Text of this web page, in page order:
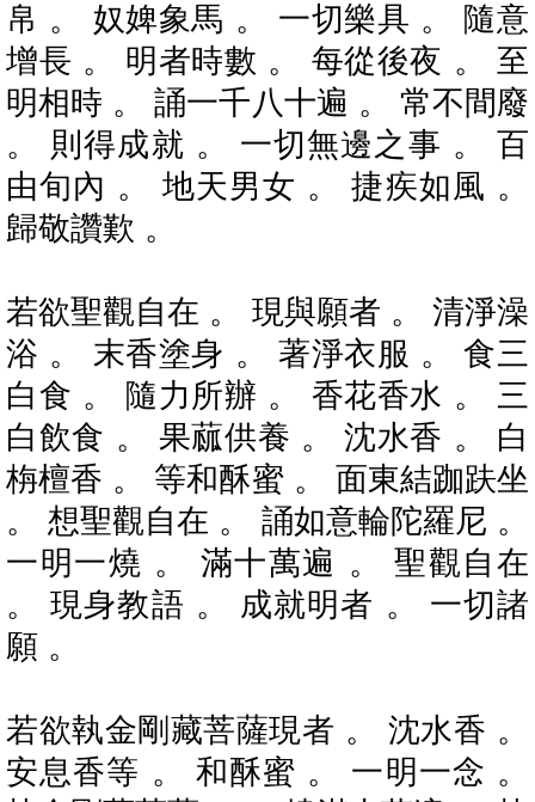
帛 。 奴婢象馬 。 一切樂具 。 隨意
增長 。 明者時數 。 每從後夜 。 至
明相時 。 誦一千八十遍 。 常不間廢
。 則得成就 。 一切無邊之事 。 百
由旬內 。 地天男女 。 捷疾如風 。
歸敬讚歎 。
若欲聖觀自在 。 現與願者 。 清淨澡
浴 。 末香塗身 。 著淨衣服 。 食三
白食 。 隨力所辦 。 香花香水 。 三
白飲食 。 果蓏供養 。 沈水香 。 白
栴檀香 。 等和酥蜜 。 面東結跏趺坐
。 想聖觀自在 。 誦如意輪陀羅尼 。
一明一燒 。 滿十萬遍 。 聖觀自在
。 現身教語 。 成就明者 。 一切諸
願 。
若欲執金剛藏菩薩現者 。 沈水香 。
安息香等 。 和酥蜜 。 一明一念 。